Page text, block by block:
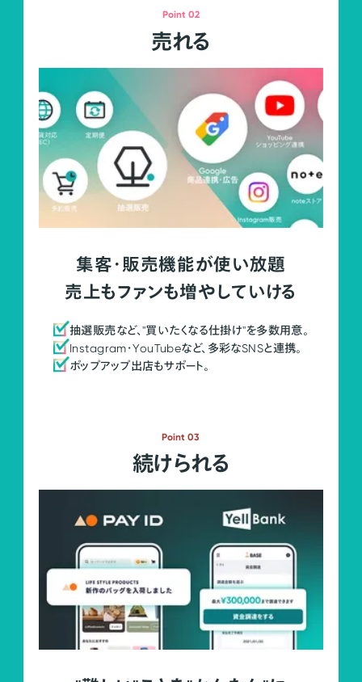
Point 02
売れる
集客・販売機能が使い放題
売上もファンも増やしていける
抽選販売など、"買いたくなる仕掛け"を多数用意。
Instagram・YouTubeなど、多彩なSNSと連携。
ポップアップ出店もサポート。
Point 03
続けられる